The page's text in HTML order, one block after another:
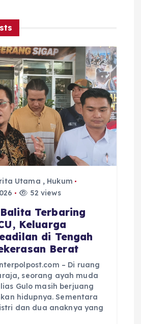
Utama , Hukum
52 views
Terbaring
Keluarga
di Tengah
Berat
– Di ruang
seorang ayah muda
Gulo masih berjuang
hidupnya. Sementara
dan dua anaknya yang